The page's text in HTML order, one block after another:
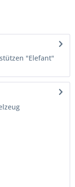
"Elefant"